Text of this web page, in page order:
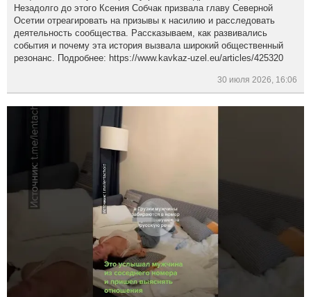
Незадолго до этого Ксения Собчак призвала главу Северной
Осетии отреагировать на призывы к насилию и расследовать
деятельность сообщества. Рассказываем, как развивались
события и почему эта история вызвала широкий общественный
резонанс. Подробнее: https://www.kavkaz-uzel.eu/articles/425320
30 июля 2026, 16:06